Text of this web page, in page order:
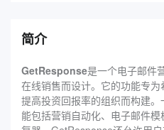
简介
GetResponse是一个电子邮件
在线销售而设计。它的功能专
提高投资回报率的组织而构建
能包括营销自动化、电子邮件